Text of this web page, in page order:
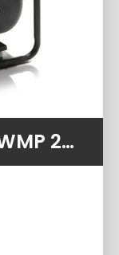
Motopompa Honda WMP 20X (833 l/m 2.5 atm)